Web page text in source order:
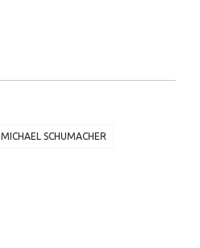
MICHAEL SCHUMACHER